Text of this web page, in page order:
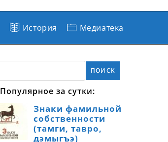
История Медиатека
ПОИСК
Популярное за сутки: